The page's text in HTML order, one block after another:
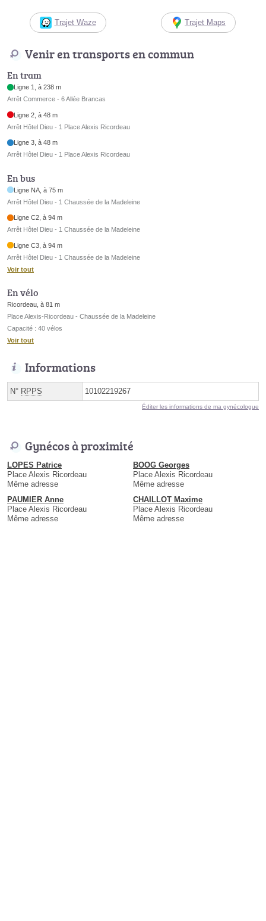
Trajet Waze Trajet Maps
Venir en transports en commun
En tram
Ligne 1, à 238 m
Arrêt Commerce - 6 Allée Brancas
Ligne 2, à 48 m
Arrêt Hôtel Dieu - 1 Place Alexis Ricordeau
Ligne 3, à 48 m
Arrêt Hôtel Dieu - 1 Place Alexis Ricordeau
En bus
Ligne NA, à 75 m
Arrêt Hôtel Dieu - 1 Chaussée de la Madeleine
Ligne C2, à 94 m
Arrêt Hôtel Dieu - 1 Chaussée de la Madeleine
Ligne C3, à 94 m
Arrêt Hôtel Dieu - 1 Chaussée de la Madeleine
Voir tout
En vélo
Ricordeau, à 81 m
Place Alexis-Ricordeau - Chaussée de la Madeleine
Capacité : 40 vélos
Voir tout
Informations
N° RPPS 10102219267
Éditer les informations de ma gynécologue
Gynécos à proximité
LOPES Patrice
Place Alexis Ricordeau
Même adresse
BOOG Georges
Place Alexis Ricordeau
Même adresse
PAUMIER Anne
Place Alexis Ricordeau
Même adresse
CHAILLOT Maxime
Place Alexis Ricordeau
Même adresse